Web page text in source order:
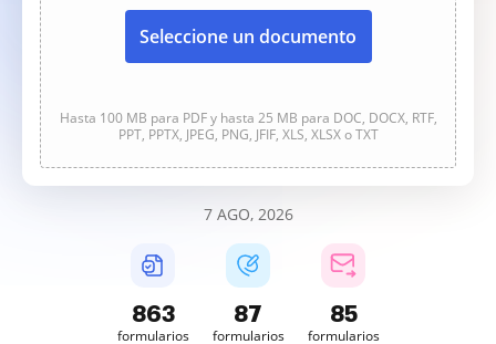
Seleccione un documento
Hasta 100 MB para PDF y hasta 25 MB para DOC, DOCX, RTF,
PPT, PPTX, JPEG, PNG, JFIF, XLS, XLSX o TXT
7 AGO, 2026
864
formularios
87
formularios
85
formularios